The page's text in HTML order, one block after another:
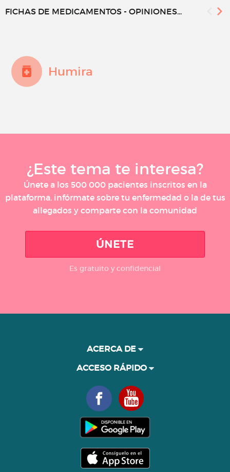
FICHAS DE MEDICAMENTOS - OPINIONES...
Humira
¿Este tema te interesa?
Únete a los 500 000 pacientes inscritos en la
plataforma, infórmate sobre tu enfermedad o la de tus
allegados y comparte con la comunidad
ÚNETE
Es gratuito y confidencial
ACERCA DE
ACCESO RÁPIDO